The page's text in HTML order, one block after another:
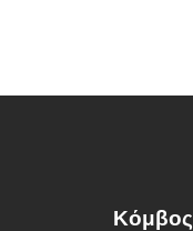
Κόμβος